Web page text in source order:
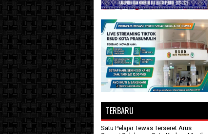
TERBARU
Satu Pelajar Tewas Terseret Arus